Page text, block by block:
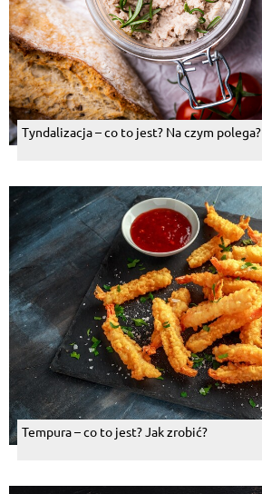
Tyndalizacja – co to jest? Na czym polega?
Tempura – co to jest? Jak zrobić?